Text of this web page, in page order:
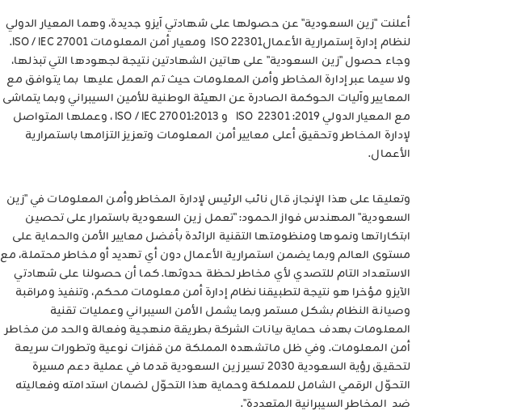
أعلنت "زين السعودية" عن حصولها على شهادتي آيزو جديدة، وهما المعيار الدولي
لنظام إدارة إستمرارية الأعمالISO 22301 ومعيار أمن المعلومات ISO / IEC 27001.
وجاء حصول "زين السعودية" على هاتين الشهادتين نتيجة لجهودها التي تبذلها،
ولا سيما عبر إدارة المخاطر وأمن المعلومات حيث تم العمل عليها بما يتوافق مع
المعايير وآليات الحوكمة الصادرة عن الهيئة الوطنية للأمين السيبراني وبما يتماشى
مع المعيار الدولي ISO 22301 :2019 و ISO / IEC 27001:2013 ، وعملها المتواصل
لإدارة المخاطر وتحقيق أعلى معايير أمن المعلومات وتعزيز التزامها باستمرارية
الأعمال.
وتعليقا على هذا الإنجاز، قال نائب الرئيس لإدارة المخاطر وأمن المعلومات في "زين
السعودية" المهندس فواز الحمود: "تعمل زين السعودية باستمرار على تحصين
ابتكاراتها ونموها ومنظومتها التقنية الرائدة بأفضل معايير الأمن والحماية على
مستوى العالم وبما يضمن استمرارية الأعمال دون أي تهديد أو مخاطر محتملة، مع
الاستعداد التام للتصدي لأي مخاطر لحظة حدوثها. كما أن حصولنا على شهادتي
الآيزو مؤخرا هو نتيجة لتطبيقنا نظام إدارة أمن معلومات محكم، وتنفيذ ومراقبة
وصيانة النظام بشكل مستمر وبما يشمل الأمن السيبراني وعمليات تقنية
المعلومات بهدف حماية بيانات الشركة بطريقة منهجية وفعالة والحد من مخاطر
أمن المعلومات. وفي ظل ماتشهده المملكة من قفزات نوعية وتطورات سريعة
لتحقيق رؤية السعودية 2030 تسير زين السعودية قدما في عملية دعم مسيرة
التحوّل الرقمي الشامل للمملكة وحماية هذا التحوّل لضمان استدامته وفعاليته
ضد المخاطر السيبرانية المتعددة".